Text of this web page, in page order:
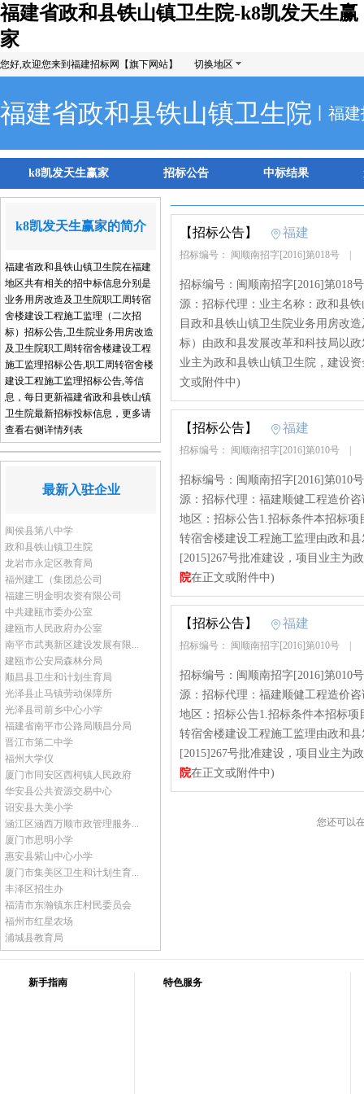
福建省政和县铁山镇卫生院-k8凯发天生赢
家
您好,欢迎您来到福建招标网【旗下网站】 切换地区
福建省政和县铁山镇卫生院 丨福
k8凯发天生赢家 招标公告 中标结果
k8凯发天生赢家的简介
福建省政和县铁山镇卫生院在福建
地区共有相关的招中标信息分别是
业务用房改造及卫生院职工周转宿
舍楼建设工程施工监理（二次招
标）招标公告,卫生院业务用房改造
及卫生院职工周转宿舍楼建设工程
施工监理招标公告,职工周转宿舍楼
建设工程施工监理招标公告,等信
息，每日更新福建省政和县铁山镇
卫生院最新招标投标信息，更多请
查看右侧详情列表
最新入驻企业
闽侯县第八中学
政和县铁山镇卫生院
龙岩市永定区教育局
福州建工（集团总公司
福建三明金明农资有限公司
中共建瓯市委办公室
建瓯市人民政府办公室
南平市武夷新区建设发展有限...
建瓯市公安局森林分局
顺昌县卫生和计划生育局
光泽县止马镇劳动保障所
光泽县司前乡中心小学
福建省南平市公路局顺昌分局
晋江市第二中学
福州大学仪
厦门市同安区西柯镇人民政府
华安县公共资源交易中心
诏安县大美小学
涵江区涵西万顺市政管理服务...
厦门市思明小学
惠安县紫山中心小学
厦门市集美区卫生和计划生育...
丰泽区招生办
福清市东瀚镇东庄村民委员会
福州市红星农场
浦城县教育局
【招标公告】 福建
招标编号： 闽顺南招字[2016]第018号
招标编号：闽顺南招字[2016]第018
源：招标代理：业主名称：政和县
目政和县铁山镇卫生院业务用房改
标）由政和县发展改革和科技局以
业主为政和县铁山镇卫生院，建设
文或附件中)
【招标公告】 福建
招标编号： 闽顺南招字[2016]第010号
招标编号：闽顺南招字[2016]第010
源：招标代理：福建顺健工程造价
地区：招标公告1.招标条件本招标
转宿舍楼建设工程施工监理由政和
[2015]267号批准建设，项目业主为
院在正文或附件中)
【招标公告】 福建
招标编号： 闽顺南招字[2016]第010号
招标编号：闽顺南招字[2016]第010
源：招标代理：福建顺健工程造价
地区：招标公告1.招标条件本招标
转宿舍楼建设工程施工监理由政和
[2015]267号批准建设，项目业主为
院在正文或附件中)
您还可以
新手指南 特色服务